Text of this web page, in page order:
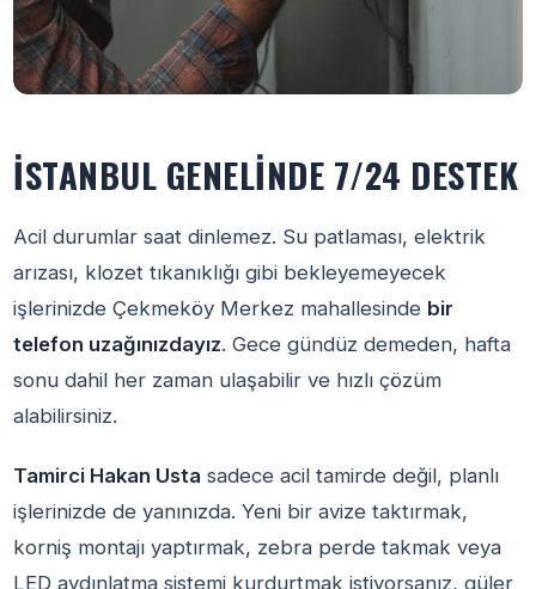
İSTANBUL GENELINDE 7/24 DESTEK
Acil durumlar saat dinlemez. Su patlaması, elektrik
arızası, klozet tıkanıklığı gibi bekleyemeyecek
işlerinizde Çekmeköy Merkez mahallesinde bir
telefon uzağınızdayız. Gece gündüz demeden, hafta
sonu dahil her zaman ulaşabilir ve hızlı çözüm
alabilirsiniz.
Tamirci Hakan Usta sadece acil tamirde değil, planlı
işlerinizde de yanınızda. Yeni bir avize taktırmak,
korniş montajı yaptırmak, zebra perde takmak veya
LED aydınlatma sistemi kurdurtmak istiyorsanız, güler